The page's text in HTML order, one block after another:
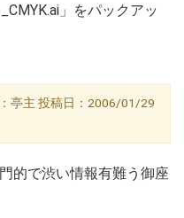
」をパックアッ
亭主 投稿日：2006/01/29
的で渋い情報有難う御座